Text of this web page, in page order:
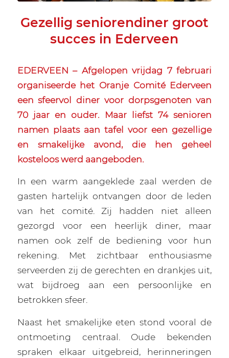
Gezellig seniorendiner groot
succes in Ederveen
EDERVEEN – Afgelopen vrijdag 7 februari
organiseerde het Oranje Comité Ederveen
een sfeervol diner voor dorpsgenoten van
70 jaar en ouder. Maar liefst 74 senioren
namen plaats aan tafel voor een gezellige
en smakelijke avond, die hen geheel
kosteloos werd aangeboden.
In een warm aangeklede zaal werden de
gasten hartelijk ontvangen door de leden
van het comité. Zij hadden niet alleen
gezorgd voor een heerlijk diner, maar
namen ook zelf de bediening voor hun
rekening. Met zichtbaar enthousiasme
serveerden zij de gerechten en drankjes uit,
wat bijdroeg aan een persoonlijke en
betrokken sfeer.
Naast het smakelijke eten stond vooral de
ontmoeting centraal. Oude bekenden
spraken elkaar uitgebreid, herinneringen